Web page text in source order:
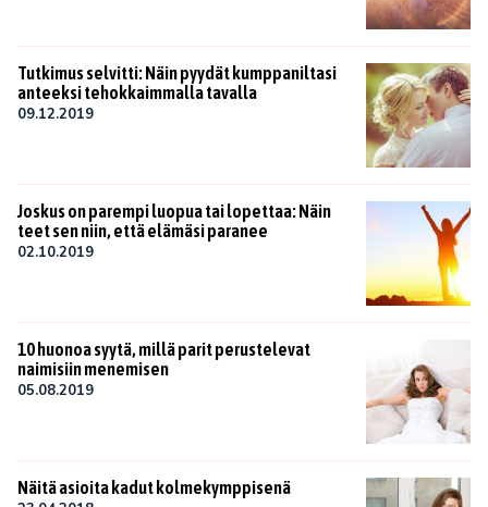
Tutkimus selvitti: Näin pyydät kumppaniltasi
anteeksi tehokkaimmalla tavalla
09.12.2019
Joskus on parempi luopua tai lopettaa: Näin
teet sen niin, että elämäsi paranee
02.10.2019
10 huonoa syytä, millä parit perustelevat
naimisiin menemisen
05.08.2019
Näitä asioita kadut kolmekymppisenä